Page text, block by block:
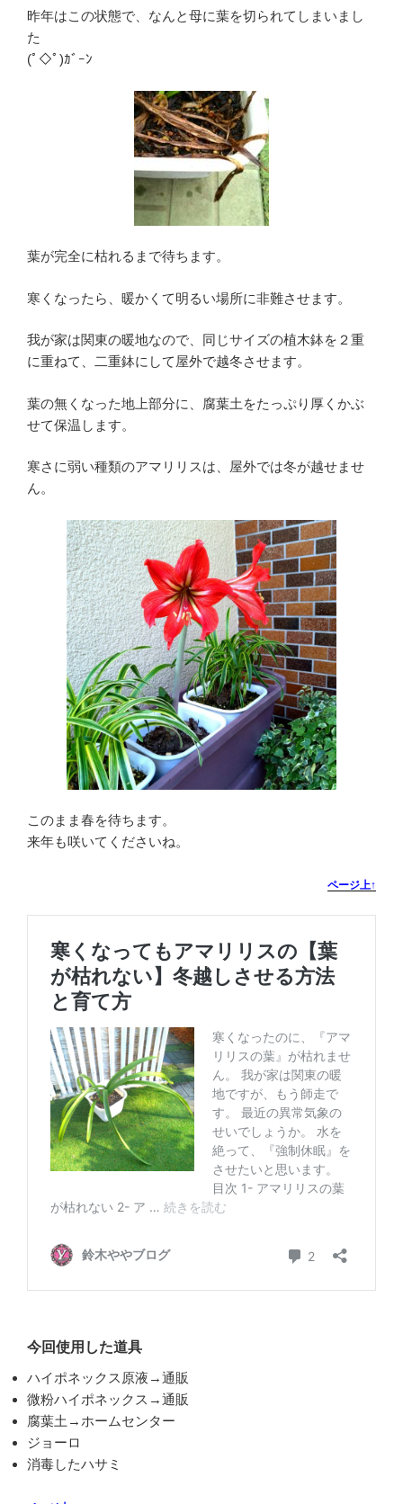
昨年はこの状態で、なんと母に葉を切られてしまいまし
た
(ﾟ◇ﾟ)ｶﾞｰﾝ
葉が完全に枯れるまで待ちます。
寒くなったら、暖かくて明るい場所に非難させます。
我が家は関東の暖地なので、同じサイズの植木鉢を２重
に重ねて、二重鉢にして屋外で越冬させます。
葉の無くなった地上部分に、腐葉土をたっぷり厚くかぶ
せて保温します。
寒さに弱い種類のアマリリスは、屋外では冬が越せませ
ん。
このまま春を待ちます。
来年も咲いてくださいね。
ページ上↑
今回使用した道具
ハイポネックス原液→通販
微粉ハイポネックス→通販
腐葉土→ホームセンター
ジョーロ
消毒したハサミ